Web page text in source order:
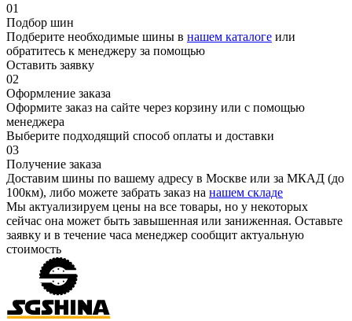
01
Подбор шин
Подберите необходимые шины в нашем каталоге или
обратитесь к менеджеру за помощью
Оставить заявку
02
Оформление заказа
Оформите заказ на сайте через корзину или с помощью
менеджера
Выберите подходящий способ оплаты и доставки
03
Получение заказа
Доставим шины по вашему адресу в Москве или за МКАД (до
100км), либо можете забрать заказ на нашем складе
Мы актуализируем цены на все товары, но у некоторых
сейчас она может быть завышенная или заниженная. Оставьте
заявку и в течение часа менеджер сообщит актуальную
стоимость